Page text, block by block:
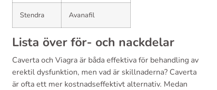
Stendra Avanafil
Lista över för- och nackdelar
Caverta och Viagra är båda effektiva för behandling av
erektil dysfunktion, men vad är skillnaderna? Caverta
är ofta ett mer kostnadseffektivt alternativ. Medan